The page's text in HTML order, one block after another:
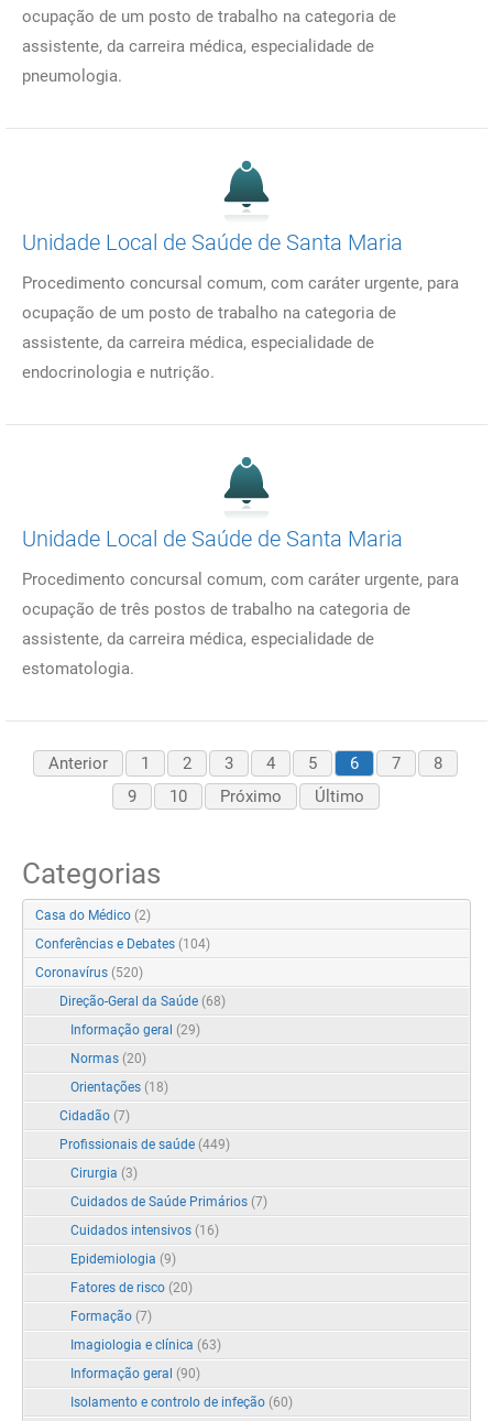
ocupação de um posto de trabalho na categoria de
assistente, da carreira médica, especialidade de
pneumologia.
Unidade Local de Saúde de Santa Maria
Procedimento concursal comum, com caráter urgente, para
ocupação de um posto de trabalho na categoria de
assistente, da carreira médica, especialidade de
endocrinologia e nutrição.
Unidade Local de Saúde de Santa Maria
Procedimento concursal comum, com caráter urgente, para
ocupação de três postos de trabalho na categoria de
assistente, da carreira médica, especialidade de
estomatologia.
Anterior 1 2 3 4 5 6 7
8
9
10 Próximo Último
Categorias
Casa do Médico (2)
Conferências e Debates (104)
Coronavírus (520)
Direção-Geral da Saúde (68)
Informação geral (29)
Normas (20)
Orientações (18)
Cidadão (7)
Profissionais de saúde (449)
Cirurgia (3)
Cuidados de Saúde Primários (7)
Cuidados intensivos (16)
Epidemiologia (9)
Fatores de risco (20)
Formação (7)
Imagiologia e clínica (63)
Informação geral (90)
Isolamento e controlo de infeção (60)